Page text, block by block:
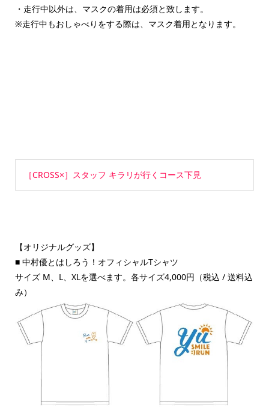
・走行中以外は、マスクの着用は必須と致します。
※走行中もおしゃべりをする際は、マスク着用となります。
［CROSS×］スタッフ キラリが行くコース下見
【オリジナルグッズ】
■ 中村優とはしろう！オフィシャルTシャツ
サイズ M、L、XLを選べます。各サイズ4,000円（税込 / 送料込
み）